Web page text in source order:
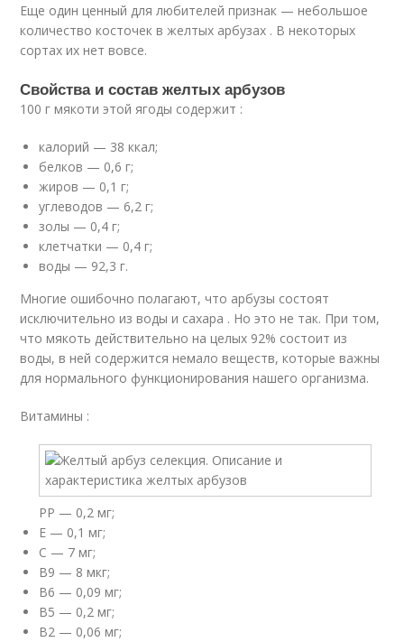
Еще один ценный для любителей признак — небольшое
количество косточек в желтых арбузах . В некоторых
сортах их нет вовсе.
Свойства и состав желтых арбузов
100 г мякоти этой ягоды содержит :
калорий — 38 ккал;
белков — 0,6 г;
жиров — 0,1 г;
углеводов — 6,2 г;
золы — 0,4 г;
клетчатки — 0,4 г;
воды — 92,3 г.
Многие ошибочно полагают, что арбузы состоят
исключительно из воды и сахара . Но это не так. При том,
что мякоть действительно на целых 92% состоит из
воды, в ней содержится немало веществ, которые важны
для нормального функционирования нашего организма.
Витамины :
PP — 0,2 мг;
E — 0,1 мг;
C — 7 мг;
B9 — 8 мкг;
B6 — 0,09 мг;
B5 — 0,2 мг;
B2 — 0,06 мг;